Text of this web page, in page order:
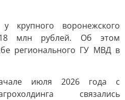
крупного воронежского
18 млн рублей. Об этом
регионального ГУ МВД в
июля 2026 года с
связались